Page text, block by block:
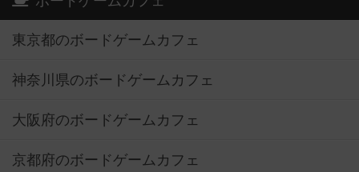
東京都のボードゲームカフェ
神奈川県のボードゲームカフェ
大阪府のボードゲームカフェ
京都府のボードゲームカフェ